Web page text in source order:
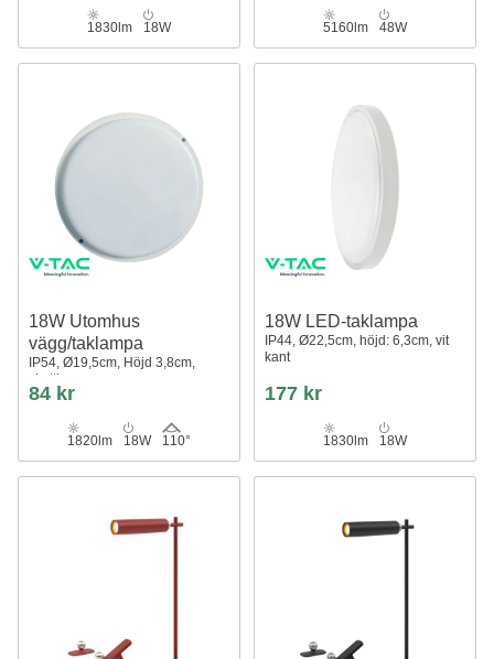
1830lm 18W 5160lm 48W
18W Utomhus
vägg/taklampa
IP54, Ø19,5cm, Höjd 3,8cm,
skottlampa
84 kr
1820lm 18W 110°
18W LED-taklampa
IP44, Ø22,5cm, höjd: 6,3cm, vit
kant
177 kr
1830lm 18W